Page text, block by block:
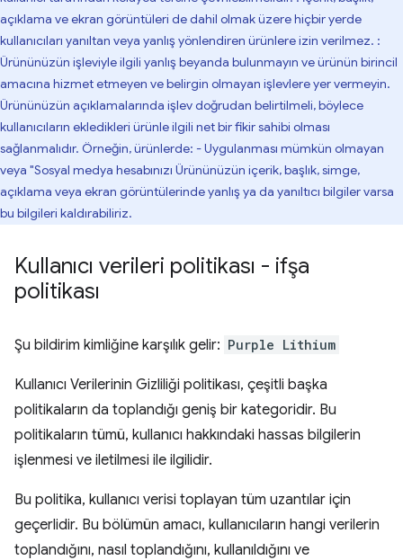
açıklama ve ekran görüntüleri de dahil olmak üzere hiçbir yerde
kullanıcıları yanıltan veya yanlış yönlendiren ürünlere izin verilmez. :
Ürününüzün işleviyle ilgili yanlış beyanda bulunmayın ve ürünün birincil
amacına hizmet etmeyen ve belirgin olmayan işlevlere yer vermeyin.
Ürününüzün açıklamalarında işlev doğrudan belirtilmeli, böylece
kullanıcıların ekledikleri ürünle ilgili net bir fikir sahibi olması
sağlanmalıdır. Örneğin, ürünlerde: - Uygulanması mümkün olmayan
veya "Sosyal medya hesabınızı Ürününüzün içerik, başlık, simge,
açıklama veya ekran görüntülerinde yanlış ya da yanıltıcı bilgiler varsa
bu bilgileri kaldırabiliriz.
Kullanıcı verileri politikası - ifşa
politikası
Şu bildirim kimliğine karşılık gelir: Purple Lithium
Kullanıcı Verilerinin Gizliliği politikası, çeşitli başka
politikaların da toplandığı geniş bir kategoridir. Bu
politikaların tümü, kullanıcı hakkındaki hassas bilgilerin
işlenmesi ve iletilmesi ile ilgilidir.
Bu politika, kullanıcı verisi toplayan tüm uzantılar için
geçerlidir. Bu bölümün amacı, kullanıcıların hangi verilerin
toplandığını, nasıl toplandığını, kullanıldığını ve